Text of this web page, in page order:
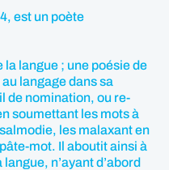
est un poète
la langue ; une poésie de
langage dans sa
de nomination, ou re-
soumettant les mots à
les malaxant en
mot. Il aboutit ainsi à
n’ayant d’abord